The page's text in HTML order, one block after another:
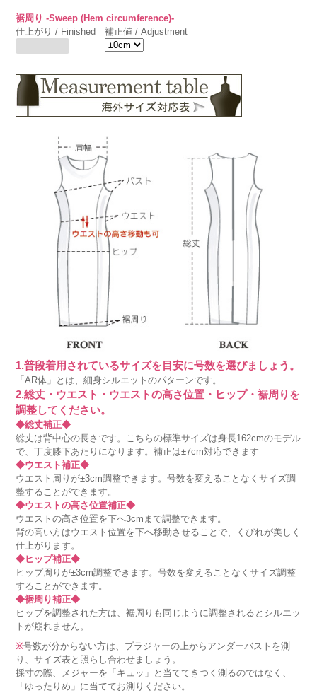
裾周り -Sweep (Hem circumference)-
仕上がり / Finished
補正値 / Adjustment
1.普段着用されているサイズを目安に号数を選びましょう。
「AR体」とは、細身シルエットのパターンです。
2.総丈・ウエスト・ウエストの高さ位置・ヒップ・裾周りを
調整してください。
◆総丈補正◆
総丈は背中心の長さです。こちらの標準サイズは身長162cmのモデル
で、丁度膝下あたりになります。補正は±7cm対応できます
◆ウエスト補正◆
ウエスト周りが±3cm調整できます。号数を変えることなくサイズ調
整することができます。
◆ウエストの高さ位置補正◆
ウエストの高さ位置を下へ3cmまで調整できます。
背の高い方はウエスト位置を下へ移動させることで、くびれが美しく
仕上がります。
◆ヒップ補正◆
ヒップ周りが±3cm調整できます。号数を変えることなくサイズ調整
することができます。
◆裾周り補正◆
ヒップを調整された方は、裾周りも同じように調整されるとシルエッ
トが崩れません。
※号数が分からない方は、ブラジャーの上からアンダーバストを測
り、サイズ表と照らし合わせましょう。
採寸の際、メジャーを「キュッ」と当ててきつく測るのではなく、
「ゆったりめ」に当ててお測りください。